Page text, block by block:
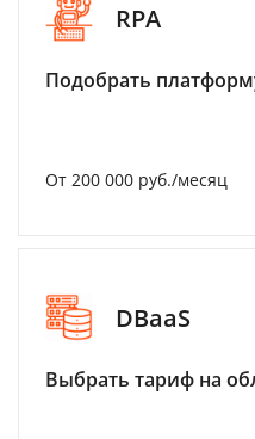
RPA
Подобрать
От 200 000 руб./месяц
DBaaS
Выбрать тариф на